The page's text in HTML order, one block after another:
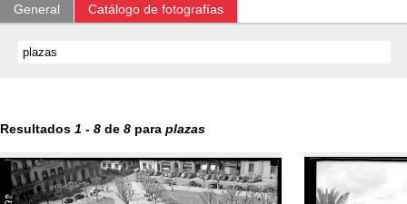
General Catálogo de fotografías
Resultados 1 - 8 de 8 para plazas